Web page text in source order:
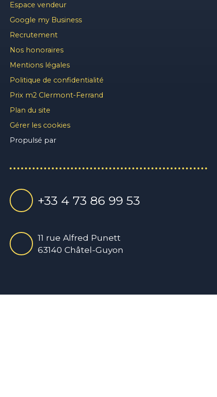
Espace vendeur
Google my Business
Recrutement
Nos honoraires
Mentions légales
Politique de confidentialité
Prix m2 Clermont-Ferrand
Plan du site
Gérer les cookies
Propulsé par
+33 4 73 86 99 53
11 rue Alfred Punett
63140 Châtel-Guyon